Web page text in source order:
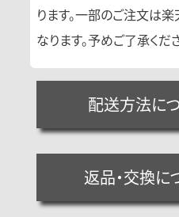
ります。一部のご注文は
なります。予めご了承くだ
配送方法に
返品・交換に